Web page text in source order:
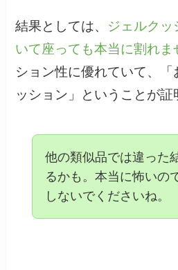
結果としては、 ジェルクッ
いて座っても本当に割れま
ション性に優れていて、「
ッション」ということが証
他の類似品では違った
るかも。本当に怖いの
しないでくださいね。